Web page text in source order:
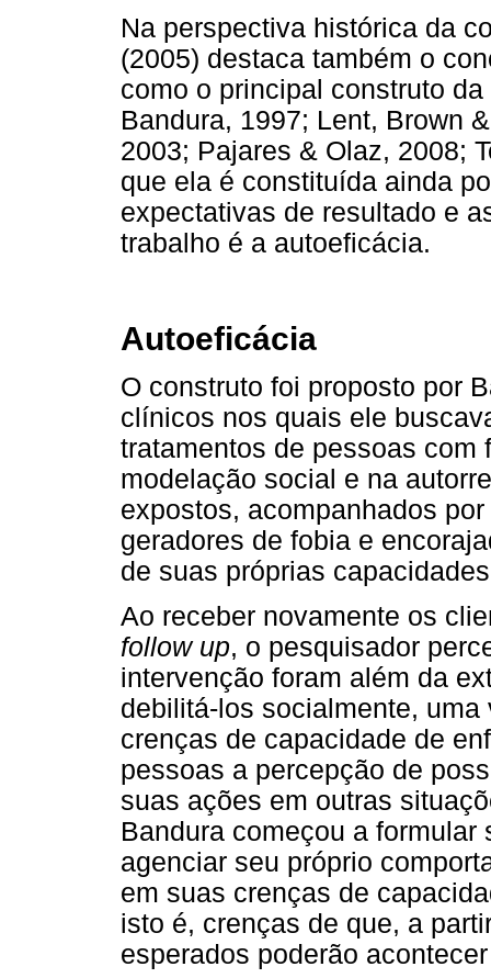
Na perspectiva histórica da
(2005) destaca também o
como o principal construto
Bandura, 1997; Lent, Brown
2003; Pajares & Olaz, 2008;
que ela é constituída ainda
expectativas de resultado e
trabalho é a autoeficácia.
Autoeficácia
O construto foi proposto por
clínicos nos quais ele
tratamentos de pessoas com
modelação social e na
expostos, acompanhados
geradores de fobia e
de suas próprias
Ao receber novamente os
follow up, o pesquisador
intervenção foram além da
debilitá-los socialmente,
crenças de capacidade de
pessoas a percepção de
suas ações em outras
Bandura começou a
agenciar seu próprio
em suas crenças de
isto é, crenças de que, a
esperados poderão